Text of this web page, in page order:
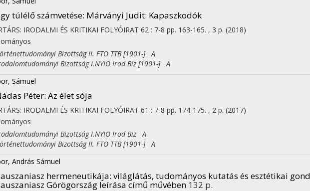
túlélő számvetése: Márványi Judit: Kapaszkodók
IRODALMI ÉS KRITIKAI FOLYÓIRAT 62 : 7-8 pp. 163-165. , 3 p. (2018)
Bizottság II. FTO TTB [1901-] A
Bizottság I.NYIO Irod Biz [1901-] A
Sámuel
Péter: Az élet sója
IRODALMI ÉS KRITIKAI FOLYÓIRAT 61 : 7-8 pp. 174-175. , 2 p. (2017)
Bizottság I.NYIO Irod Biz A
Bizottság II. FTO TTB [1901-] A
András Sámuel
hermeneutikája: világlátás, tudományos kutatás és esztétikai
Görögország leírása című művében 132 p.